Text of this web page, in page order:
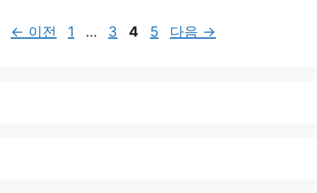
← 이전
페
1 …
페
3
페
4
페
5 다음 →